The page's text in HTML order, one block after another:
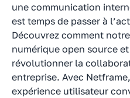
une communication
est temps de passer à
Découvrez comment
numérique open source
révolutionner la
entreprise. Avec
expérience utilisateur